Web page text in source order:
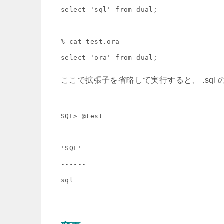
select 'sql' from dual;
% cat test.ora
ここで拡張子を省略して実行すると、 .sql
SQL> @test
'SQL'
------